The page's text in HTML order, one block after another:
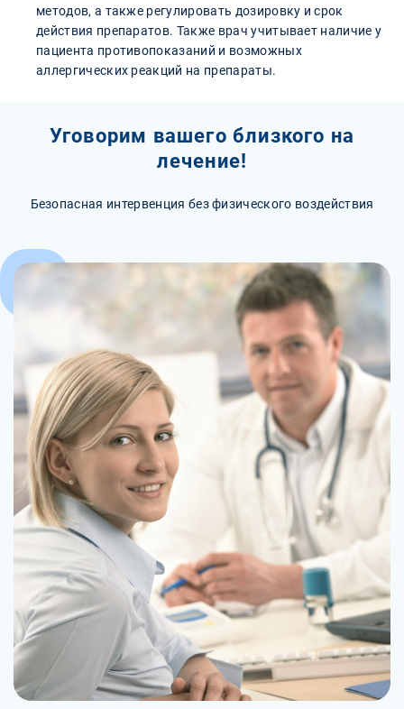
методов, а также регулировать дозировку и срок
действия препаратов. Также врач учитывает наличие у
пациента противопоказаний и возможных
аллергических реакций на препараты.
Уговорим вашего близкого на
лечение!
Безопасная интервенция без физического воздействия